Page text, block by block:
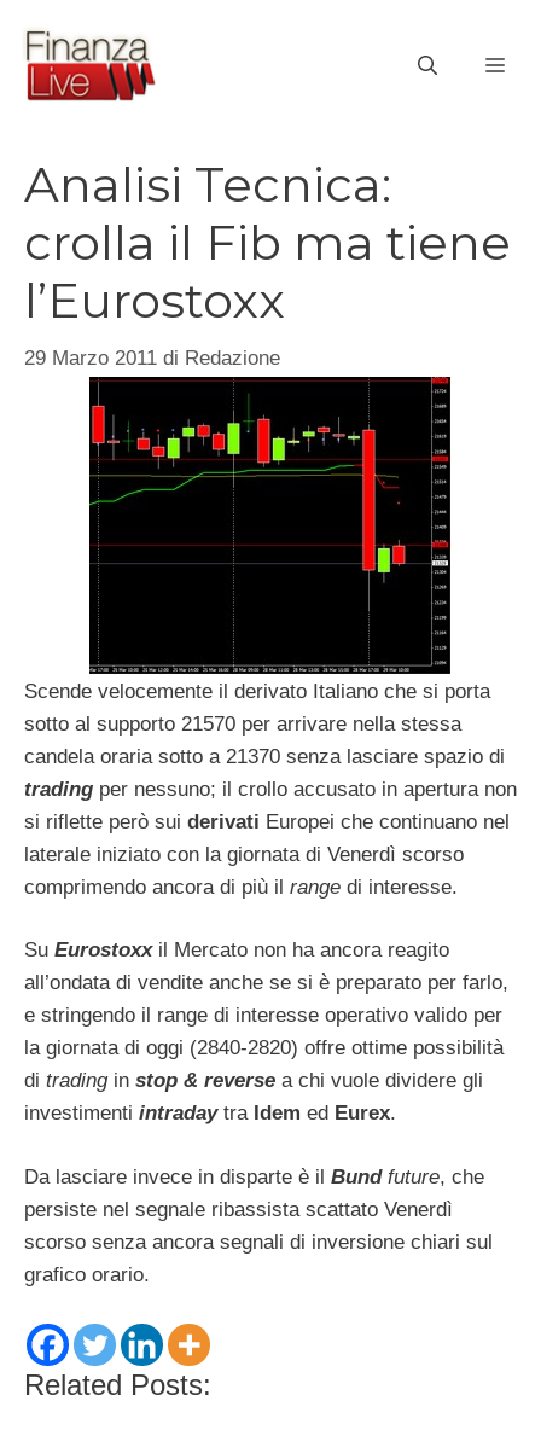
contenuto
Analisi Tecnica:
crolla il Fib ma tiene
l’Eurostoxx
29 Marzo 2011 di Redazione
Scende velocemente il derivato Italiano che si porta
sotto al supporto 21570 per arrivare nella stessa
candela oraria sotto a 21370 senza lasciare spazio di
trading per nessuno; il crollo accusato in apertura non
si riflette però sui derivati Europei che continuano nel
laterale iniziato con la giornata di Venerdì scorso
comprimendo ancora di più il range di interesse.
Su Eurostoxx il Mercato non ha ancora reagito
all’ondata di vendite anche se si è preparato per farlo,
e stringendo il range di interesse operativo valido per
la giornata di oggi (2840-2820) offre ottime possibilità
di trading in stop & reverse a chi vuole dividere gli
investimenti intraday tra Idem ed Eurex.
Da lasciare invece in disparte è il Bund future, che
persiste nel segnale ribassista scattato Venerdì
scorso senza ancora segnali di inversione chiari sul
grafico orario.
Related Posts: